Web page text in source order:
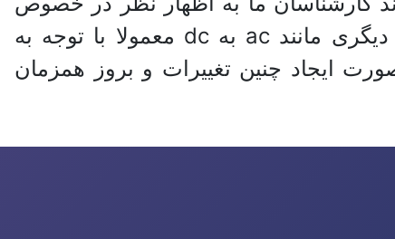
آن‌ها می‌پردازند. برای مثال تعویض تراکشن‌های موتور لوکوموتیو از نمونه‌های مختلف به دیگری مانند ac به dc معمولا با توجه به
ایجاد چنین تغییرات و بروز همزمان